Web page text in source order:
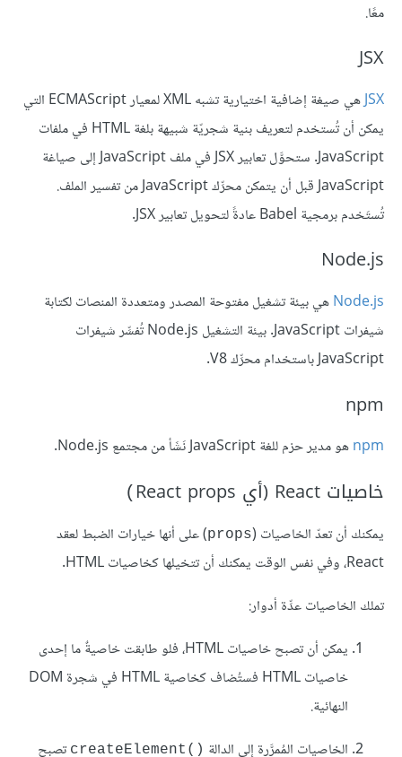
معًا.
JSX
JSX
هي صيغة إضافية اختيارية تشبه XML لمعيار ECMAScript التي
يمكن أن تُستخدم لتعريف بنية شجريّة شبيهة بلغة HTML في ملفات
JavaScript. ستحوَّل تعابير JSX في ملف JavaScript إلى صياغة
JavaScript قبل أن يتمكن محرِّك JavaScript من تفسير الملف.
تُستَخدم برمجية Babel عادةً لتحويل تعابير JSX.
Node.js
Node.jsهي بيئة تشغيل مفتوحة المصدر ومتعددة المنصات لكتابة
شيفرات JavaScript. بيئة التشغيل Node.js تُفسِّر شيفرات
JavaScript باستخدام محرِّك V8.
npm
npmهو مدير حزم للغة JavaScript نَشَأ من مجتمع Node.js.
خاصيات React (أي React props )
يمكنك أن تعدّ الخاصيات (props) على أنها خيارات الضبط لعقد
React، وفي نفس الوقت يمكنك أن تتخيلها كخاصيات HTML.
تملك الخاصيات عدِّة أدوار:
يمكن أن تصبح خاصيات HTML، فلو طابقت خاصيةٌ ما إحدى
خاصيات HTML فستُضاف كخاصية HTML في شجرة DOM
النهائية.
الخاصيات المُمرَّرة إلى الدالة createElement()‎ تصبح